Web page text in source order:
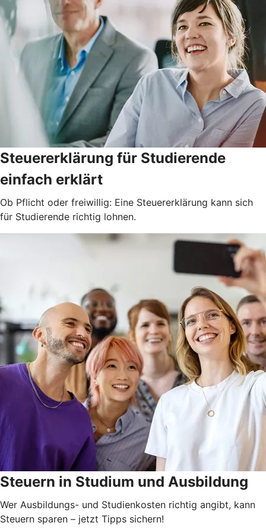
Steuererklärung für Studierende
einfach erklärt
Ob Pflicht oder freiwillig: Eine Steuererklärung kann sich
für Studierende richtig lohnen.
Steuern in Studium und Ausbildung
Wer Ausbildungs- und Studienkosten richtig angibt, kann
Steuern sparen – jetzt Tipps sichern!